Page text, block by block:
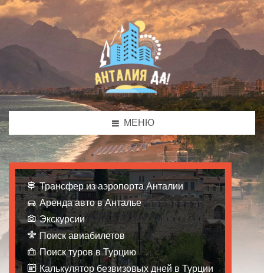
МЕНЮ
Трансфер из аэропорта Анталии
Аренда авто в Анталье
Экскурсии
Поиск авиабилетов
Поиск туров в Турцию
Калькулятор безвизовых дней в Турции